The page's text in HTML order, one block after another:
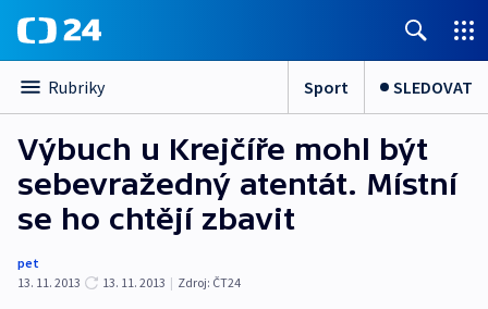
Rubriky Sport SLEDOVAT
Výbuch u Krejčíře mohl být
sebevražedný atentát. Místní
se ho chtějí zbavit
pet
13. 11. 2013
13. 11. 2013 | Zdroj: ČT24